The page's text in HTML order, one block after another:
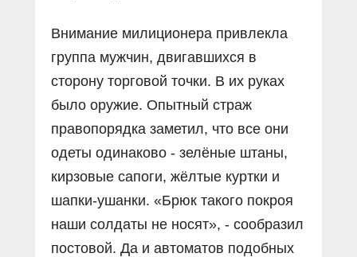
Внимание милиционера привлекла
группа мужчин, двигавшихся в
сторону торговой точки. В их руках
было оружие. Опытный страж
правопорядка заметил, что все они
одеты одинаково - зелёные штаны,
кирзовые сапоги, жёлтые куртки и
шапки-ушанки. «Брюк такого покроя
наши солдаты не носят», - сообразил
постовой. Да и автоматов подобных